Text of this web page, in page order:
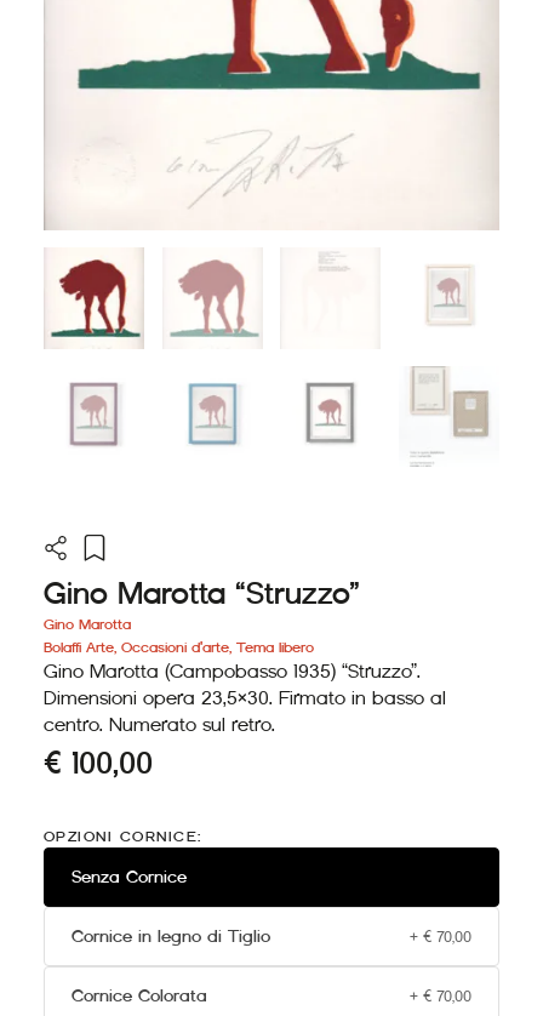
Gino Marotta “Struzzo”
Gino Marotta
Bolaffi Arte, Occasioni d'arte, Tema libero
Gino Marotta (Campobasso 1935) “Struzzo”.
Dimensioni opera 23,5×30. Firmato in basso al
centro. Numerato sul retro.
€ 100,00
OPZIONI CORNICE:
Senza Cornice
Cornice in legno di Tiglio +€ 70,00
Cornice Colorata +€ 70,00
Marotta
"Struzzo"
quantità